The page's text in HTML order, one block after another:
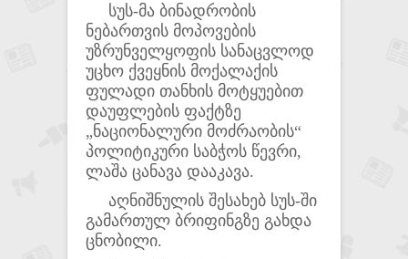
სუს-მა ბინადრობის
ნებართვის მოპოვების
უზრუნველყოფის სანაცვლოდ
უცხო ქვეყნის მოქალაქის
ფულადი თანხის მოტყუებით
დაუფლების ფაქტზე
„ნაციონალური მოძრაობის“
პოლიტიკური საბჭოს წევრი,
ლაშა ცანავა დააკავა.
აღნიშნულის შესახებ სუს-ში
გამართულ ბრიფინგზე გახდა
ცნობილი.